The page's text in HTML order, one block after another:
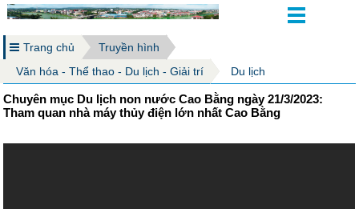
Trang chủ
Truyền hình
Văn hóa - Thể thao - Du lịch - Giải trí
Du lịch
Chuyên mục Du lịch non nước Cao Bằng ngày 21/3/2023:
Tham quan nhà máy thủy điện lớn nhất Cao Bằng